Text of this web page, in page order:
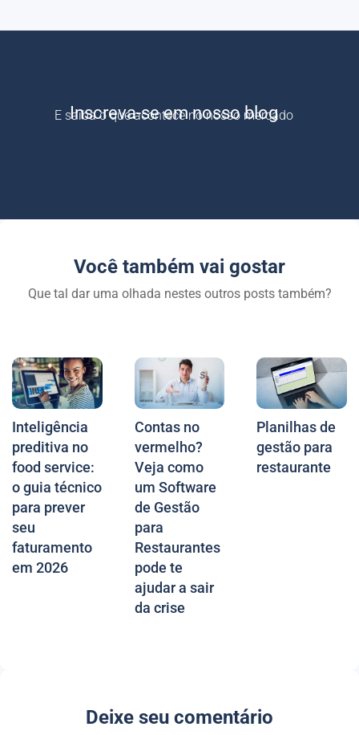
Inscreva-se em nosso blog
E saiba o que acontece no nosso mercado
Você também vai gostar
Que tal dar uma olhada nestes outros posts também?
Inteligência
preditiva no
food service:
o guia técnico
para prever
seu
faturamento
em 2026
Contas no
vermelho?
Veja como
um Software
de Gestão
para
Restaurantes
pode te
ajudar a sair
da crise
Planilhas de
gestão para
restaurante
Deixe seu comentário